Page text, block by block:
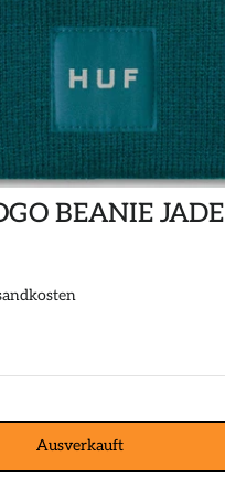
BEANIE JADE
Ausverkauft